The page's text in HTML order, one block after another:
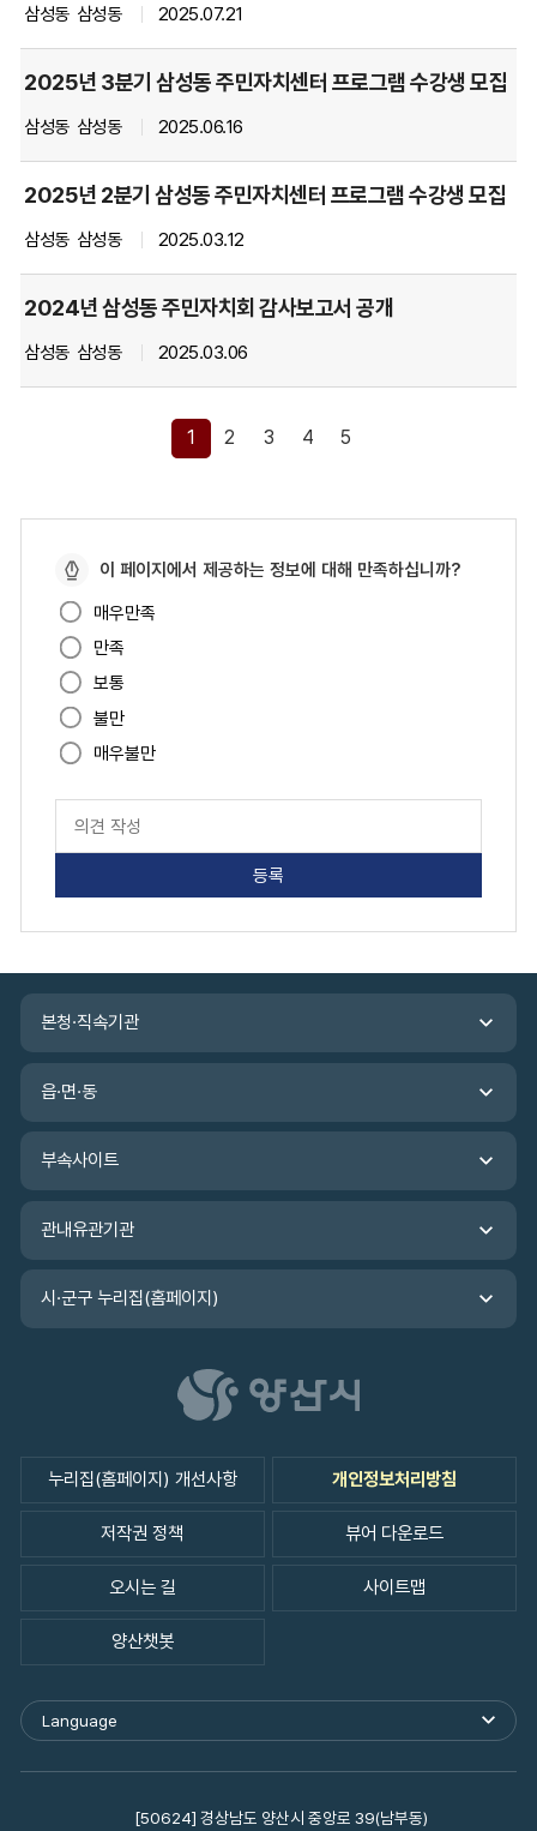
자
명,
작
일,
조
회
목
별
순
대
로
삼성동 삼성동 2025.07.21
2025년 3분기 삼성동 주민자치센터 프로그램 수강생 모집
삼성동 삼성동 2025.06.16
2025년 2분기 삼성동 주민자치센터 프로그램 수강생 모집
삼성동 삼성동 2025.03.12
2024년 삼성동 주민자치회 감사보고서 공개
삼성동 삼성동 2025.03.06
1 2 3 4 5
페
이
지
만
족
도
이 페이지에서 제공하는 정보에 대해 만족하십니까?
매우만족
만족
보통
불만
매우불만
지
족
가
력
본청·직속기관
읍·면·동
부속사이트
관내유관기관
시·군구 누리집(홈페이지)
누리집(홈페이지) 개선사항 개인정보처리방침
저작권 정책 뷰어 다운로드
오시는 길 사이트맵
양산챗봇
Language
외
어
[50624] 경상남도 양산시 중앙로 39(남부동)